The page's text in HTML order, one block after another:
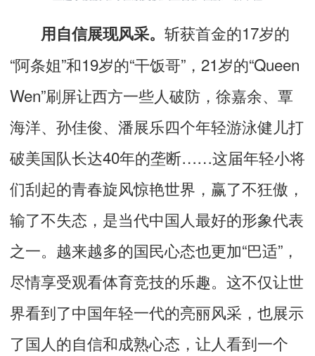
用自信展现风采。 斩获首金的17岁的
“阿条姐”和19岁的“干饭哥”，21岁的“Queen
Wen”刷屏让西方一些人破防，徐嘉余、覃
海洋、孙佳俊、潘展乐四个年轻游泳健儿打
破美国队长达40年的垄断……这届年轻小将
们刮起的青春旋风惊艳世界，赢了不狂傲，
输了不失态，是当代中国人最好的形象代表
之一。越来越多的国民心态也更加“巴适”，
尽情享受观看体育竞技的乐趣。这不仅让世
界看到了中国年轻一代的亮丽风采，也展示
了国人的自信和成熟心态，让人看到一个